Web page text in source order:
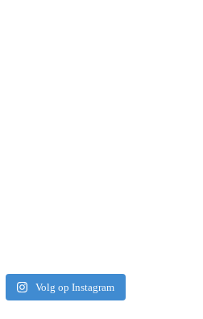
Volg op Instagram